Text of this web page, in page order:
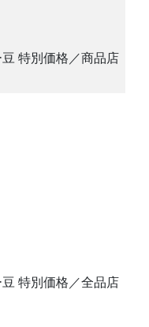
特別価格／商品店
特別価格／全品店